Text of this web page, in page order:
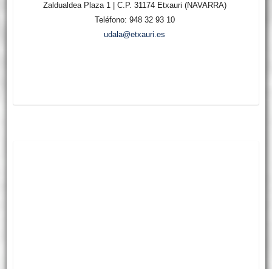
Zaldualdea Plaza 1 | C.P. 31174 Etxauri (NAVARRA)
Teléfono: 948 32 93 10
udala@etxauri.es